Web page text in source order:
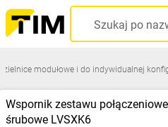
modułowe i do indywidualnej
Wspornik zestawu
śrubowe LVSXK6